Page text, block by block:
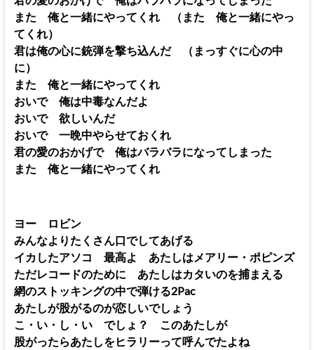
また 俺と一緒にやってくれ （また 俺と一緒にやっ
てくれ）
君は俺の心に銃弾を撃ち込んだ （まっすぐに心の中
に）
また 俺と一緒にやってくれ
おいで 俺は中毒なんだよ
おいで 欲しいんだ
おいで 一晩中やらせておくれ
君の愛のおかげで 俺はバラバラになってしまった
また 俺と一緒にやってくれ
ヨー ロビン
みんなよりたくさん口でしてあげる
イカしたアソコ 最高よ あたしはメアリー・ポピンズ
ただレコードのために あたしはカタいのを捕まえる
網のストッキングの中で弾ける2Pac
あたしが股がるのが恋しいでしょう
こ・い・し・い でしょ？ このあたしが
股がったらあたしをヒラリーって呼んでたよね